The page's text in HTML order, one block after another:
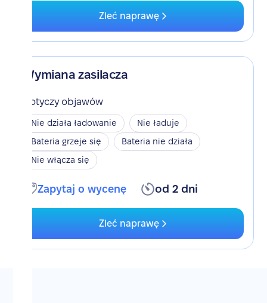
Zleć naprawę
Wymiana zasilacza
Dotyczy objawów
Nie działa ładowanie
Nie ładuje
Bateria grzeje się
Bateria nie działa
Nie włącza się
Zapytaj o wycenę od 2 dni
Zleć naprawę